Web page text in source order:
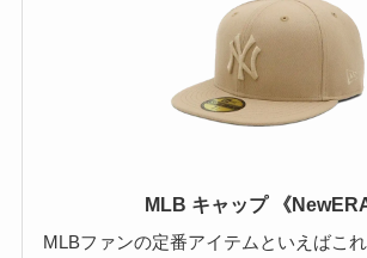
MLB キャップ 《
MLBファンの定番アイテムといえばこ